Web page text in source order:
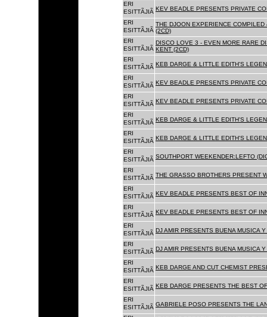
ERI
ESITTÃJIÃ KEV BEADLE PRESENTS PRIVATE
ERI
ESITTÃJIÃ
THE DJOON EXPERIENCE
(2CD)
ERI
ESITTÃJIÃ
DISCO LOVE 3 - EVEN MORE RARE
KENT (2CD)
ERI
ESITTÃJIÃ KEB DARGE & LITTLE EDITH'S
ERI
ESITTÃJIÃ KEV BEADLE PRESENTS PRIVATE
ERI
ESITTÃJIÃ KEV BEADLE PRESENTS PRIVATE
ERI
ESITTÃJIÃ KEB DARGE & LITTLE EDITH'S
ERI
ESITTÃJIÃ KEB DARGE & LITTLE EDITH'S
ERI
ESITTÃJIÃ SOUTHPORT WEEKENDER:LEFTO
ERI
ESITTÃJIÃ THE GRASSO BROTHERS PRESENT
ERI
ESITTÃJIÃ KEV BEADLE PRESENTS BEST OF
ERI
ESITTÃJIÃ KEV BEADLE PRESENTS BEST OF
ERI
ESITTÃJIÃ DJ AMIR PRESENTS BUENA MUSICA Y
ERI
ESITTÃJIÃ DJ AMIR PRESENTS BUENA MUSICA
ERI
ESITTÃJIÃ KEB DARGE AND CUT CHEMIST
ERI
ESITTÃJIÃ KEB DARGE PRESENTS THE BEST
ERI
ESITTÃJIÃ GABRIELE POSO PRESENTS THE